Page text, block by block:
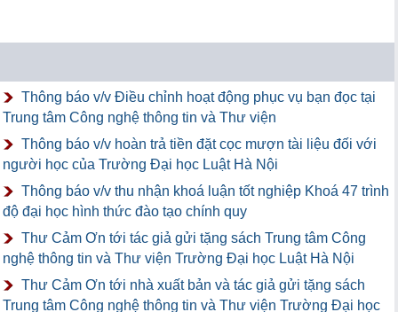
Thông báo v/v Điều chỉnh hoạt động phục vụ bạn đọc tại
Trung tâm Công nghệ thông tin và Thư viện
Thông báo v/v hoàn trả tiền đặt cọc mượn tài liệu đối với
người học của Trường Đại học Luật Hà Nội
Thông báo v/v thu nhận khoá luận tốt nghiệp Khoá 47 trình
độ đại học hình thức đào tạo chính quy
Thư Cảm Ơn tới tác giả gửi tặng sách Trung tâm Công
nghệ thông tin và Thư viện Trường Đại học Luật Hà Nội
Thư Cảm Ơn tới nhà xuất bản và tác giả gửi tặng sách
Trung tâm Công nghệ thông tin và Thư viện Trường Đại học